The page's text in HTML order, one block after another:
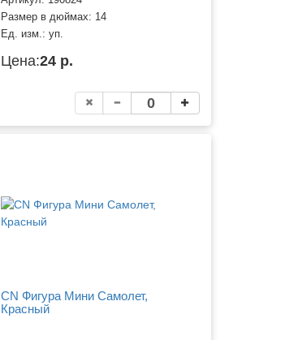
Размер в дюймах: 14
Ед. изм.:уп.
Цена:24 р.
CN Фигура Мини Самолет,
Красный